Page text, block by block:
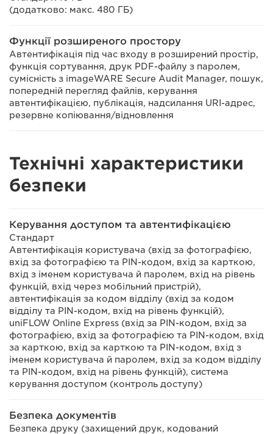
(додатково: макс. 480 ГБ)
Функції розширеного простору
Автентифікація під час входу в розширений простір,
функція сортування, друк PDF-файлу з паролем,
сумісність з imageWARE Secure Audit Manager, пошук,
попередній перегляд файлів, керування
автентифікацією, публікація, надсилання URI-адрес,
резервне копіювання/відновлення
Технічні характеристики
безпеки
Керування доступом та автентифікацією
Стандарт
Автентифікація користувача (вхід за фотографією,
вхід за фотографією та PIN-кодом, вхід за карткою,
вхід з іменем користувача й паролем, вхід на рівень
функцій, вхід через мобільний пристрій),
автентифікація за кодом відділу (вхід за кодом
відділу та PIN-кодом, вхід на рівень функцій),
uniFLOW Online Express (вхід за PIN-кодом, вхід за
фотографією, вхід за фотографією та PIN-кодом, вхід
за карткою, вхід за карткою та PIN-кодом, вхід з
іменем користувача й паролем, вхід за кодом відділу
та PIN-кодом, вхід на рівень функцій), система
керування доступом (контроль доступу)
Безпека документів
Безпека друку (захищений друк, кодований